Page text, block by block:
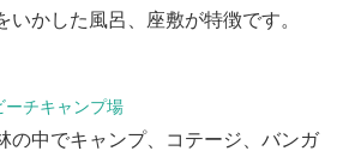
かした風呂、座敷が特徴です。
チキャンプ場
の中でキャンプ、コテージ、バンガ